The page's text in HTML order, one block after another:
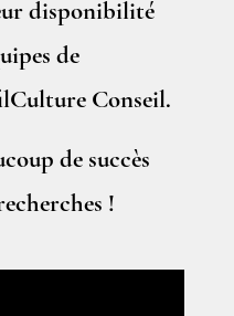
disponibilité
de
Conseil.
de succès
!